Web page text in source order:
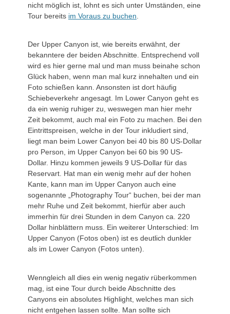
nicht möglich ist, lohnt es sich unter Umständen, eine
Tour bereits im Voraus zu buchen
Der Upper Canyon ist, wie bereits erwähnt, der
bekanntere der beiden Abschnitte. Entsprechend voll
wird es hier gerne mal und man muss beinahe schon
Glück haben, wenn man mal kurz innehalten und ein
Foto schießen kann. Ansonsten ist dort häufig
Schiebeverkehr angesagt. Im Lower Canyon geht es
da ein wenig ruhiger zu, weswegen man hier mehr
Zeit bekommt, auch mal ein Foto zu machen. Bei den
Eintrittspreisen, welche in der Tour inkludiert sind,
liegt man beim Lower Canyon bei 40 bis 80 US-Dollar
pro Person, im Upper Canyon bei 60 bis 90 US-
Dollar. Hinzu kommen jeweils 9 US-Dollar für das
Reservart. Hat man ein wenig mehr auf der hohen
Kante, kann man im Upper Canyon auch eine
sogenannte „Photography Tour“ buchen, bei der man
mehr Ruhe und Zeit bekommt, hierfür aber auch
immerhin für drei Stunden in dem Canyon ca. 220
Dollar hinblättern muss. Ein weiterer Unterschied: Im
Upper Canyon (Fotos oben) ist es deutlich dunkler
als im Lower Canyon (Fotos unten).
Wenngleich all dies ein wenig negativ rüberkommen
mag, ist eine Tour durch beide Abschnitte des
Canyons ein absolutes Highlight, welches man sich
nicht entgehen lassen sollte. Man sollte sich